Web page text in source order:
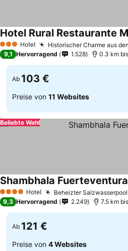
3 SterneHotel Historischer Charme aus
Hotel Rural Restaurante
9,1 Hervorragend 1.528 0.3 km
Ab 103 €
Preise von 11 Websites
Beliebte Wahl
4 Sterne Hotel Beheizter
Shambhala Fuerteventura
9,3 Hervorragend 2.249 7.5 km
Ab 121 €
Preise von 4 Websites